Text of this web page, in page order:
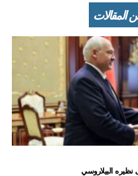
المقالات
البيلاروسي